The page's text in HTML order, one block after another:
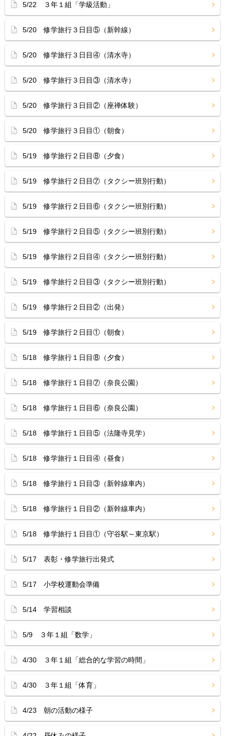
5/22 ３年１組「学級活動」
5/20 修学旅行３日目⑤（新幹線）
5/20 修学旅行３日目④（清水寺）
5/20 修学旅行３日目③（清水寺）
5/20 修学旅行３日目②（座禅体験）
5/20 修学旅行３日目①（朝食）
5/19 修学旅行２日目⑧（夕食）
5/19 修学旅行２日目⑦（タクシー班別行動）
5/19 修学旅行２日目⑥（タクシー班別行動）
5/19 修学旅行２日目⑤（タクシー班別行動）
5/19 修学旅行２日目④（タクシー班別行動）
5/19 修学旅行２日目③（タクシー班別行動）
5/19 修学旅行２日目②（出発）
5/19 修学旅行２日目①（朝食）
5/18 修学旅行１日目⑧（夕食）
5/18 修学旅行１日目⑦（奈良公園）
5/18 修学旅行１日目⑥（奈良公園）
5/18 修学旅行１日目⑤（法隆寺見学）
5/18 修学旅行１日目④（昼食）
5/18 修学旅行１日目③（新幹線車内）
5/18 修学旅行１日目②（新幹線車内）
5/18 修学旅行１日目①（守谷駅～東京駅）
5/17 表彰・修学旅行出発式
5/17 小学校運動会準備
5/14 学習相談
5/9 ３年１組「数学」
4/30 ３年１組「総合的な学習の時間」
4/30 ３年１組「体育」
4/23 朝の活動の様子